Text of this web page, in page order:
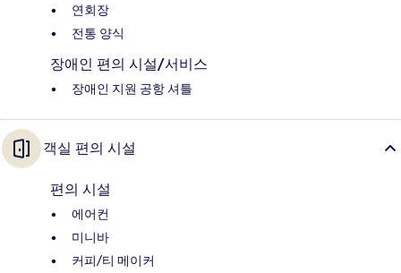
연회장
전통 양식
장애인 편의 시설/서비스
장애인 지원 공항 셔틀
객실 편의 시설
편의 시설
에어컨
미니바
커피/티 메이커